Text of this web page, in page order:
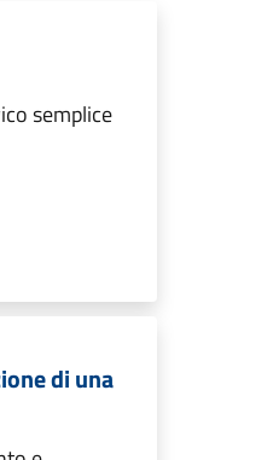
semplice
di una